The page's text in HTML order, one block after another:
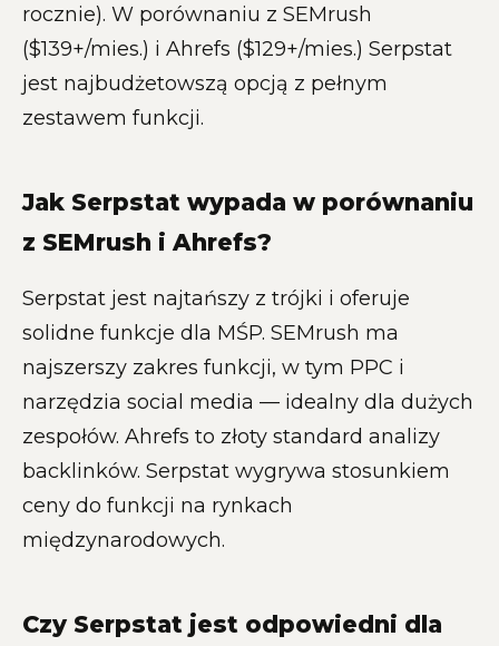
rocznie). W porównaniu z SEMrush
($139+/mies.) i Ahrefs ($129+/mies.) Serpstat
jest najbudżetowszą opcją z pełnym
zestawem funkcji.
Jak Serpstat wypada w porównaniu
z SEMrush i Ahrefs?
Serpstat jest najtańszy z trójki i oferuje
solidne funkcje dla MŚP. SEMrush ma
najszerszy zakres funkcji, w tym PPC i
narzędzia social media — idealny dla dużych
zespołów. Ahrefs to złoty standard analizy
backlinków. Serpstat wygrywa stosunkiem
ceny do funkcji na rynkach
międzynarodowych.
Czy Serpstat jest odpowiedni dla